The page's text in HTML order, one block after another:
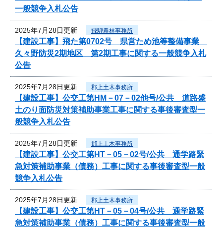
一般競争入札公告
2025年7月28日更新 飛騨農林事務所
【建設工事】飛た第0702号 県営ため池等整備事業
久々野防災2期地区 第2期工事に関する一般競争入札
公告
2025年7月28日更新 郡上土木事務所
【建設工事】公交工第HM－07－02他号/公共 道路盛
土のり面防災対策補助事業工事に関する事後審査型一
般競争入札公告
2025年7月28日更新 郡上土木事務所
【建設工事】公交工第HT－05－02号/公共 通学路緊
急対策補助事業（債務）工事に関する事後審査型一般
競争入札公告
2025年7月28日更新 郡上土木事務所
【建設工事】公交工第HT－05－04号/公共 通学路緊
急対策補助事業（債務）工事に関する事後審査型一般